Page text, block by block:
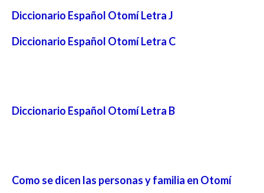
Diccionario Español Otomí Letra J
Diccionario Español Otomí Letra C
Diccionario Español Otomí Letra B
Como se dicen las personas y familia en Otomí